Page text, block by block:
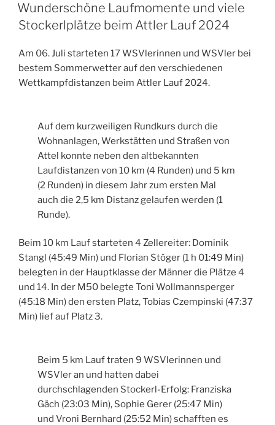
AM
Wunderschöne Laufmomente und viele
Stockerlplätze beim Attler Lauf 2024
Am 06. Juli starteten 17 WSVlerinnen und WSVler bei
bestem Sommerwetter auf den verschiedenen
Wettkampfdistanzen beim Attler Lauf 2024.
Auf dem kurzweiligen Rundkurs durch die
Wohnanlagen, Werkstätten und Straßen von
Attel konnte neben den altbekannten
Laufdistanzen von 10 km (4 Runden) und 5 km
(2 Runden) in diesem Jahr zum ersten Mal
auch die 2,5 km Distanz gelaufen werden (1
Runde).
Beim 10 km Lauf starteten 4 Zellereiter: Dominik
Stangl (45:49 Min) und Florian Stöger (1 h 01:49 Min)
belegten in der Hauptklasse der Männer die Plätze 4
und 14. In der M50 belegte Toni Wollmannsperger
(45:18 Min) den ersten Platz, Tobias Czempinski (47:37
Min) lief auf Platz 3.
Beim 5 km Lauf traten 9 WSVlerinnen und
WSVler an und hatten dabei
durchschlagenden Stockerl-Erfolg: Franziska
Gäch (23:03 Min), Sophie Gerer (25:47 Min)
und Vroni Bernhard (25:52 Min) schafften es